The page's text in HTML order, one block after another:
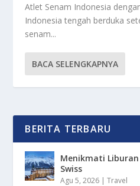
Atlet Senam Indonesia
Indonesia tengah berduka
senam...
BACA SELENGKAPNYA
BERITA TERBARU
Menikmati
Swiss
Agu 5, 2026 |Travel